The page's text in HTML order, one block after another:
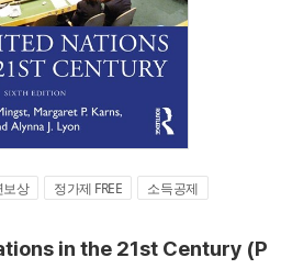
보상 정가제 FREE
소득공제
in the 21st Century (P